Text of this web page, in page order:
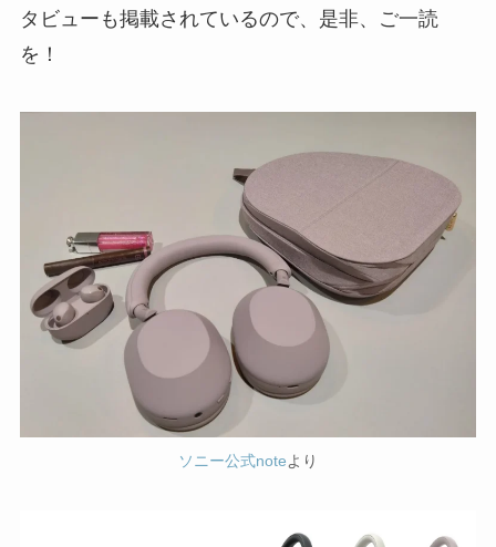
タビューも掲載されているので、是非、ご一読
を！
ソニー公式noteより